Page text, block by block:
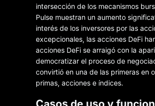
intersección de los mecanismos
Pulse muestran un aumento
interés de los inversores por las
excepcionales, las acciones DeFi
acciones DeFi se arraigó con la
democratizar el proceso de
convirtió en una de las primeras en
primas, acciones e índices.